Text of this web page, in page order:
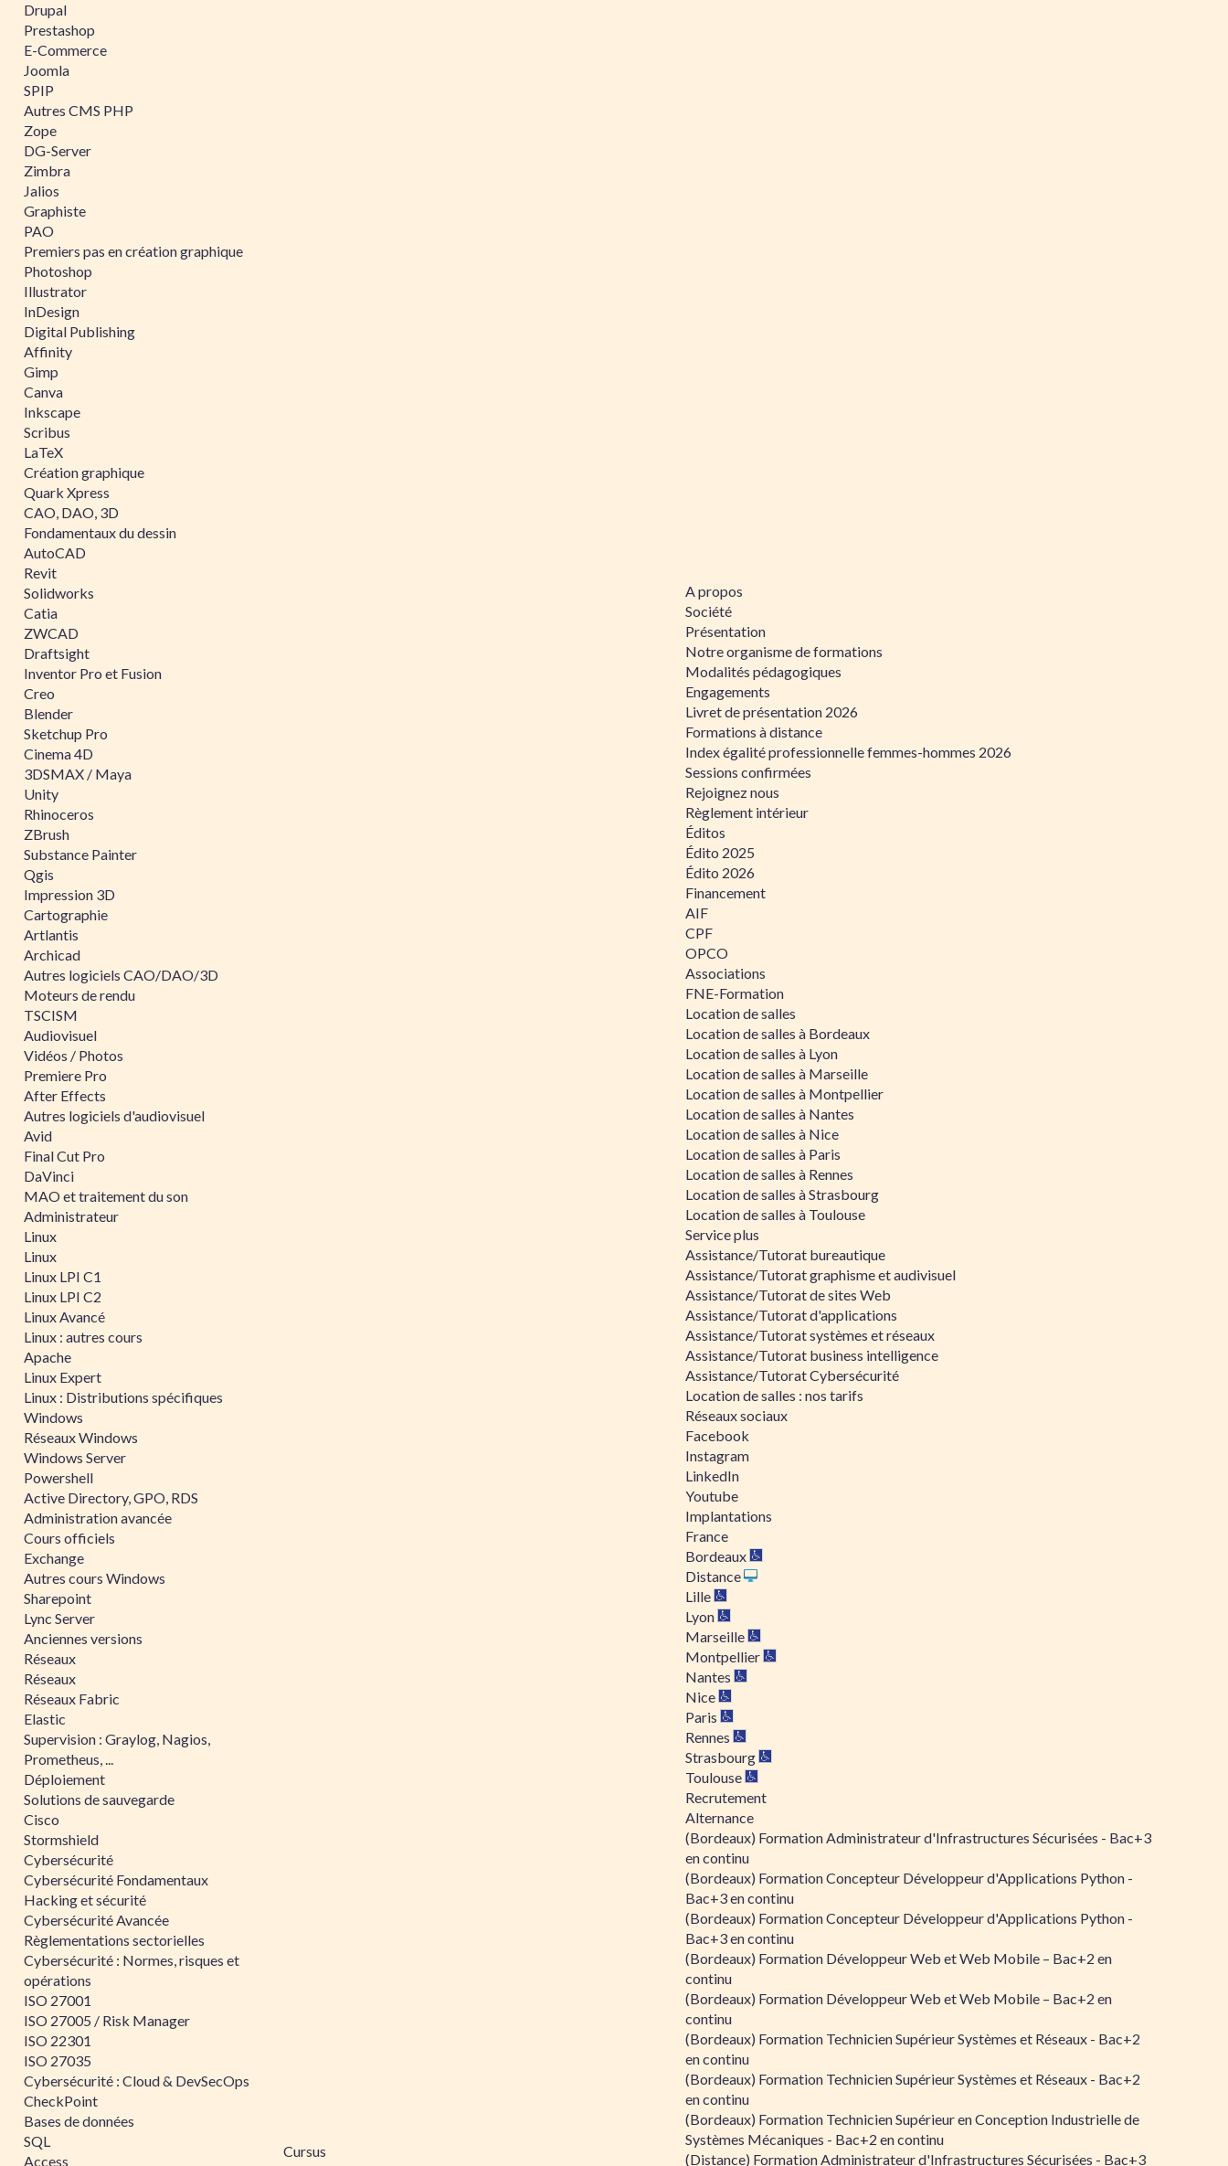
Drupal
Prestashop
E-Commerce
Joomla
SPIP
Autres CMS PHP
Zope
DG-Server
Zimbra
Jalios
Graphiste
PAO
Premiers pas en création graphique
Photoshop
Illustrator
InDesign
Digital Publishing
Affinity
Gimp
Canva
Inkscape
Scribus
LaTeX
Création graphique
Quark Xpress
CAO, DAO, 3D
Fondamentaux du dessin
AutoCAD
Revit
Solidworks
Catia
ZWCAD
Draftsight
Inventor Pro et Fusion
Creo
Blender
Sketchup Pro
Cinema 4D
3DSMAX / Maya
Unity
Rhinoceros
ZBrush
Substance Painter
Qgis
Impression 3D
Cartographie
Artlantis
Archicad
Autres logiciels CAO/DAO/3D
Moteurs de rendu
TSCISM
Audiovisuel
Vidéos / Photos
Premiere Pro
After Effects
Autres logiciels d'audiovisuel
Avid
Final Cut Pro
DaVinci
MAO et traitement du son
Administrateur
Linux
Linux
Linux LPI C1
Linux LPI C2
Linux Avancé
Linux : autres cours
Apache
Linux Expert
Linux : Distributions spécifiques
Windows
Réseaux Windows
Windows Server
Powershell
Active Directory, GPO, RDS
Administration avancée
Cours officiels
Exchange
Autres cours Windows
Sharepoint
Lync Server
Anciennes versions
Réseaux
Réseaux
Réseaux Fabric
Elastic
Supervision : Graylog, Nagios,
Prometheus, ...
Déploiement
Solutions de sauvegarde
Cisco
Stormshield
Cybersécurité
Cybersécurité Fondamentaux
Hacking et sécurité
Cybersécurité Avancée
Règlementations sectorielles
Cybersécurité : Normes, risques et
opérations
ISO 27001
ISO 27005 / Risk Manager
ISO 22301
ISO 27035
Cybersécurité : Cloud & DevSecOps
CheckPoint
Bases de données
SQL
Access
Cursus
A propos
Société
Présentation
Notre organisme de formations
Modalités pédagogiques
Engagements
Livret de présentation 2026
Formations à distance
Index égalité professionnelle femmes-hommes 2026
Sessions confirmées
Rejoignez nous
Règlement intérieur
Éditos
Édito 2025
Édito 2026
Financement
AIF
CPF
OPCO
Associations
FNE-Formation
Location de salles
Location de salles à Bordeaux
Location de salles à Lyon
Location de salles à Marseille
Location de salles à Montpellier
Location de salles à Nantes
Location de salles à Nice
Location de salles à Paris
Location de salles à Rennes
Location de salles à Strasbourg
Location de salles à Toulouse
Service plus
Assistance/Tutorat bureautique
Assistance/Tutorat graphisme et audivisuel
Assistance/Tutorat de sites Web
Assistance/Tutorat d'applications
Assistance/Tutorat systèmes et réseaux
Assistance/Tutorat business intelligence
Assistance/Tutorat Cybersécurité
Location de salles : nos tarifs
Réseaux sociaux
Facebook
Instagram
LinkedIn
Youtube
Implantations
France
Bordeaux
Distance
Lille
Lyon
Marseille
Montpellier
Nantes
Nice
Paris
Rennes
Strasbourg
Toulouse
Recrutement
Alternance
(Bordeaux) Formation Administrateur d'Infrastructures Sécurisées - Bac+3
en continu
(Bordeaux) Formation Concepteur Développeur d'Applications Python -
Bac+3 en continu
(Bordeaux) Formation Concepteur Développeur d'Applications Python -
Bac+3 en continu
(Bordeaux) Formation Développeur Web et Web Mobile – Bac+2 en
continu
(Bordeaux) Formation Développeur Web et Web Mobile – Bac+2 en
continu
(Bordeaux) Formation Technicien Supérieur Systèmes et Réseaux - Bac+2
en continu
(Bordeaux) Formation Technicien Supérieur Systèmes et Réseaux - Bac+2
en continu
(Bordeaux) Formation Technicien Supérieur en Conception Industrielle de
Systèmes Mécaniques - Bac+2 en continu
(Distance) Formation Administrateur d'Infrastructures Sécurisées - Bac+3